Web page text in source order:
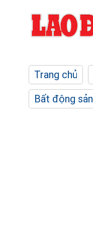
Trang chủ
Bất động sản